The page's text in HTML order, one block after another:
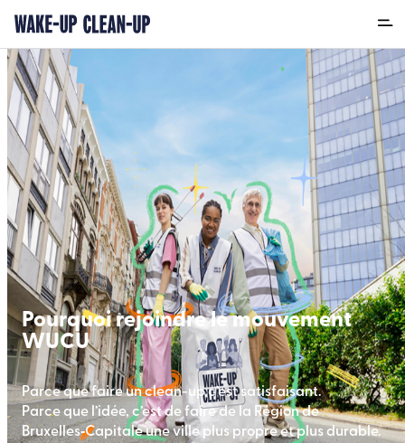
Pourquoi rejoindre le mouvement
WUCU
Parce que faire un clean-up c’est satisfaisant.
Parce que l’idée, c’est de faire de la Région de
Bruxelles‑Capitale une ville plus propre et plus durable.